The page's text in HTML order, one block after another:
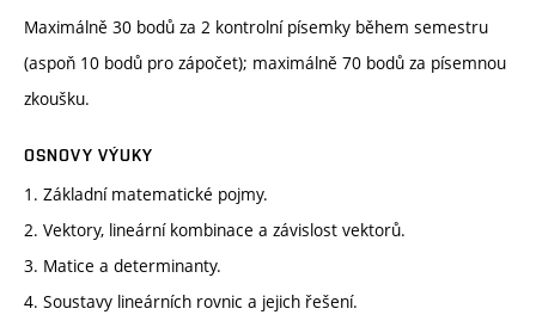
Maximálně 30 bodů za 2 kontrolní písemky během semestru
(aspoň 10 bodů pro zápočet); maximálně 70 bodů za písemnou
zkoušku.
OSNOVY VÝUKY
1. Základní matematické pojmy.
2. Vektory, lineární kombinace a závislost vektorů.
3. Matice a determinanty.
4. Soustavy lineárních rovnic a jejich řešení.